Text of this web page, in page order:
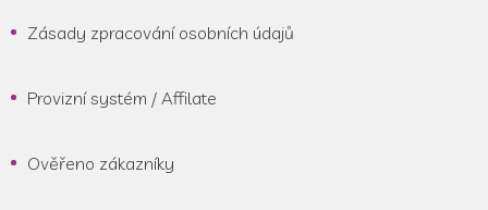
Zásady zpracování osobních údajů
Provizní systém / Affilate
Ověřeno zákazníky